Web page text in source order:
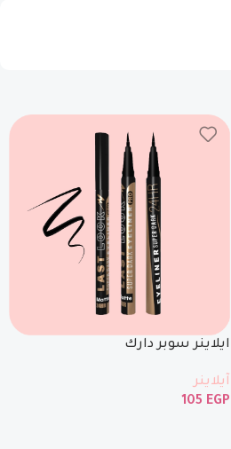
ايلاينر سوبر دارك
آيلاينر
105 EGP